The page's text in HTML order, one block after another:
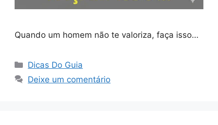
Quando um homem não te valoriza, faça isso…
Categorias
Dicas Do Guia
Deixe um comentário